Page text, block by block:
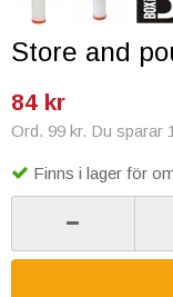
Store and
84 kr
Ord. 99 kr. Du sparar
Finns i lager för